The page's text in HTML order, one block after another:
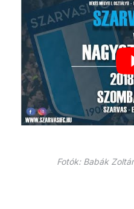
Fotók: Babák